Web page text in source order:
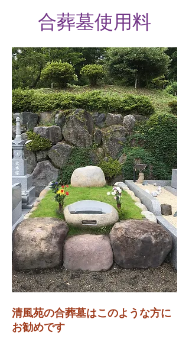
合葬墓使用料
清風苑の合葬墓はこのような方に
お勧めです